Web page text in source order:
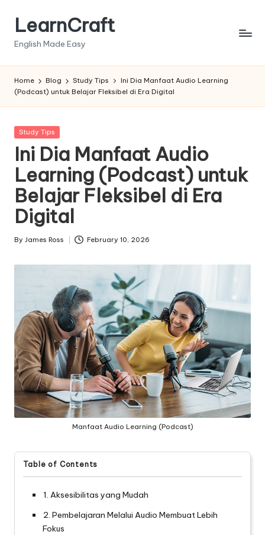
content
LearnCraft
English Made Easy
Home Blog Study Tips
Ini Dia Manfaat Audio Learning
(Podcast) untuk Belajar Fleksibel di Era Digital
Posted
Study Tips
Ini Dia Manfaat Audio
Learning (Podcast) untuk
Belajar Fleksibel di Era
Digital
Posted
By James Ross February 10, 2026
Manfaat Audio Learning (Podcast)
Table of Contents
1. Aksesibilitas yang Mudah
2. Pembelajaran Melalui Audio Membuat Lebih
Fokus